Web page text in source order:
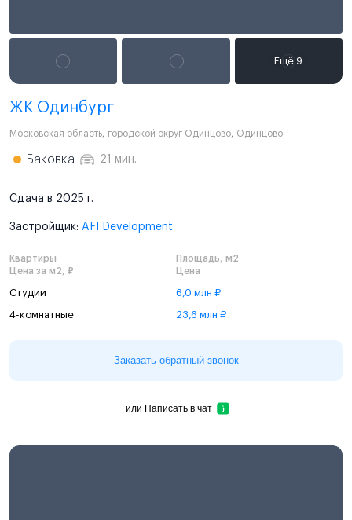
ЖК Одинбург
Московская область, городской округ Одинцово, Одинцово
Баковка 21 мин.
Сдача в 2025 г.
Застройщик: AFI Development
Квартиры
Площадь, м2
Цена за м2, ₽
Цена
Студии 6,0 млн ₽
4-комнатные 23,6 млн ₽
Заказать обратный звонок
или Написать в чат